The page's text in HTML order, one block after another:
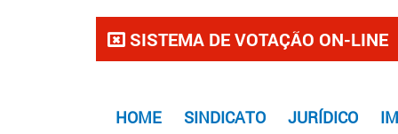
SISTEMA DE VOTAÇÃO ON-LINE
HOME SINDICATO JURÍDICO